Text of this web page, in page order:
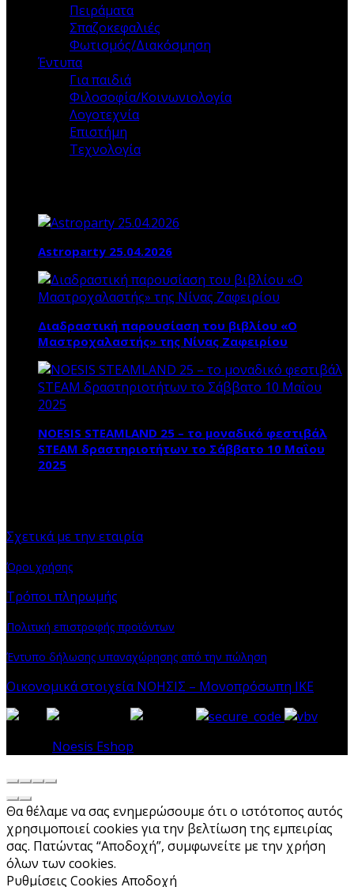
Πειράματα
Σπαζοκεφαλιές
Φωτισμός/Διακόσμηση
Έντυπα
Για παιδιά
Φιλοσοφία/Κοινωνιολογία
Λογοτεχνία
Επιστήμη
Τεχνολογία
Astroparty 25.04.2026
Διαδραστική παρουσίαση του βιβλίου «Ο
Μαστροχαλαστής» της Νίνας Ζαφειρίου
NOESIS STEAMLAND 25 – το μοναδικό φεστιβάλ
STEAM δραστηριοτήτων το Σάββατο 10 Μαΐου
2025
Σχετικά με την εταιρία
Όροι χρήσης
Τρόποι πληρωμής
Πολιτική επιστροφής προϊόντων
Έντυπο δήλωσης υπαναχώρησης από την πώληση
Οικονομικά στοιχεία ΝΟΗΣΙΣ – Μονοπρόσωπη ΙΚΕ
Noesis Eshop
Θα θέλαμε να σας ενημερώσουμε ότι ο ιστότοπος αυτός
χρησιμοποιεί cookies για την βελτίωση της εμπειρίας
σας. Πατώντας “Αποδοχή”, συμφωνείτε με την χρήση
όλων των cookies.
Ρυθμίσεις Cookies Αποδοχή